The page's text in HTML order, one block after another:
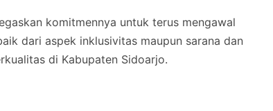
komitmennya untuk terus mengawal
dari aspek inklusivitas maupun sarana dan
di Kabupaten Sidoarjo.